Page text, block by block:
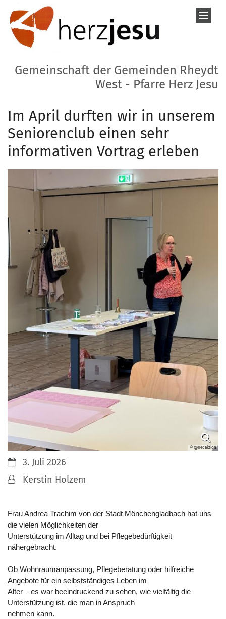
Zum Inhalt springen
Gemeinschaft der Gemeinden Rheydt
West - Pfarre Herz Jesu
Im April durften wir in unserem
Seniorenclub einen sehr
informativen Vortrag erleben
© @Redaktion
Datum:3. Juli 2026
Von:Kerstin Holzem
Frau Andrea Trachim von der Stadt Mönchengladbach hat uns
die vielen Möglichkeiten der
Unterstützung im Alltag und bei Pflegebedürftigkeit
nähergebracht.
Ob Wohnraumanpassung, Pflegeberatung oder hilfreiche
Angebote für ein selbstständiges Leben im
Alter – es war beeindruckend zu sehen, wie vielfältig die
Unterstützung ist, die man in Anspruch
nehmen kann.